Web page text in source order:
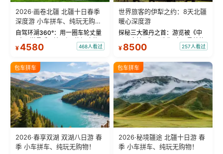
2026·画卷北疆 北疆十日春季
深度游 小车拼车、纯玩无购
物！
自驾环湖360°：用一圈车轮丈量
“大西洋最后一滴眼泪”的极致蔚
蓝。 赛湖旅拍：甄选多款风格服
绝美瞬间。 赛湖坦克300跟车视
频：专业摄影师...
¥4580 468人看过
世界旅客的伊犁之约：8天北疆
暖心深度游
探秘三大雅丹之首：游览被《中
国国家地理》评选为“中国最美的
三大雅丹”第一名的克拉玛依魔鬼
瓦人最大村落——禾木村，欣赏
晨雾与小木...
¥ 8500 257人看过
包车拼车
2026·春享双湖 双湖八日游 春
季 小车拼车、纯玩无购物！
包车拼车
2026·秘境疆途 北疆十日游 春
季 小车拼车、纯玩无购物！